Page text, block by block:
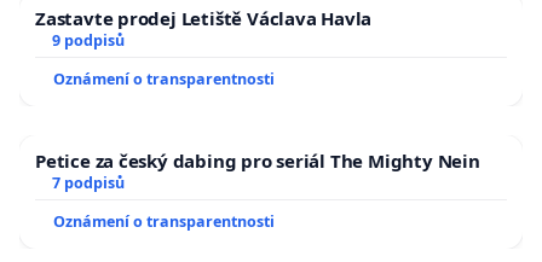
Zastavte prodej Letiště Václava Havla
9 podpisů
Oznámení o transparentnosti
Petice za český dabing pro seriál The Mighty Nein
7 podpisů
Oznámení o transparentnosti